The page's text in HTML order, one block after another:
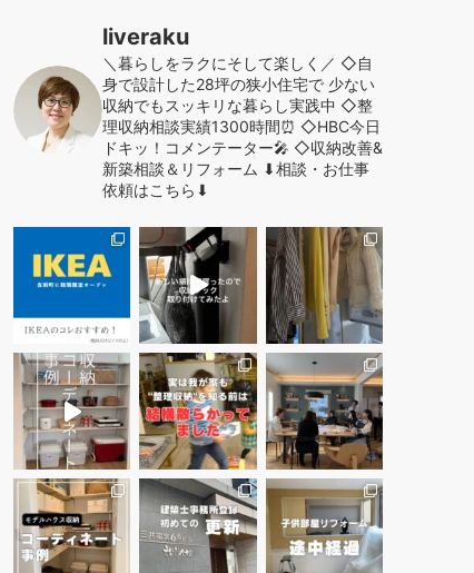
liveraku
＼暮らしをラクにそして楽しく／ ◇自
身で設計した28坪の狭小住宅で 少ない
収納でもスッキリな暮らし実践中 ◇整
理収納相談実績1300時間⏰ ◇HBC今日
ドキッ！コメンテーター🎤 ◇収納改善&
新築相談＆リフォーム ⬇︎相談・お仕事
依頼はこちら⬇︎